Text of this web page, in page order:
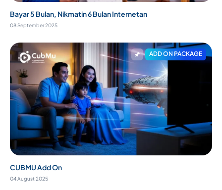
Bayar 5 Bulan, Nikmatin 6 Bulan Internetan
08 September 2025
ADD ON PACKAGE
CUBMU Add On
04 August 2025